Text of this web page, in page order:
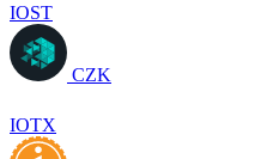
IOST
CZK
IOTX